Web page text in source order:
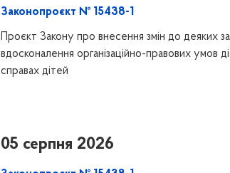
Законопроєкт № 15438-1
Проєкт Закону про внесення змін до деяких
вдосконалення організаційно-правових умов
справах дітей
05 серпня 2026